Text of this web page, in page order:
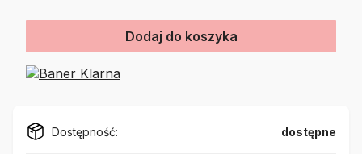
Dodaj do koszyka
Dostępność: dostępne